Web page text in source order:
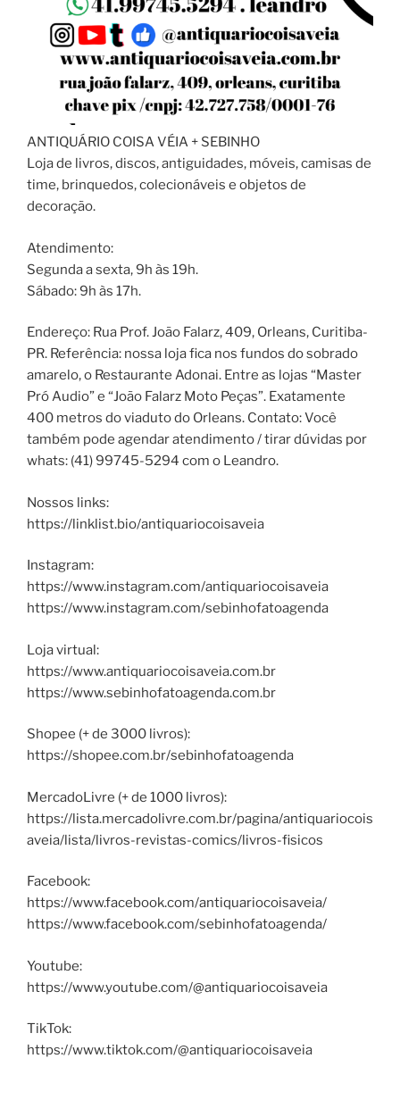
ANTIQUÁRIO COISA VÉIA + SEBINHO
Loja de livros, discos, antiguidades, móveis, camisas de
time, brinquedos, colecionáveis e objetos de
decoração.
Atendimento:
Segunda a sexta, 9h às 19h.
Sábado: 9h às 17h.
Endereço: Rua Prof. João Falarz, 409, Orleans, Curitiba-
PR. Referência: nossa loja fica nos fundos do sobrado
amarelo, o Restaurante Adonai. Entre as lojas “Master
Pró Audio” e “João Falarz Moto Peças”. Exatamente
400 metros do viaduto do Orleans. Contato: Você
também pode agendar atendimento / tirar dúvidas por
whats: (41) 99745-5294 com o Leandro.
Nossos links:
https://linklist.bio/antiquariocoisaveia
Instagram:
https://www.instagram.com/antiquariocoisaveia
https://www.instagram.com/sebinhofatoagenda
Loja virtual:
https://www.antiquariocoisaveia.com.br
https://www.sebinhofatoagenda.com.br
Shopee (+ de 3000 livros):
https://shopee.com.br/sebinhofatoagenda
MercadoLivre (+ de 1000 livros):
https://lista.mercadolivre.com.br/pagina/antiquariocois
aveia/lista/livros-revistas-comics/livros-fisicos
Facebook:
https://www.facebook.com/antiquariocoisaveia/
https://www.facebook.com/sebinhofatoagenda/
Youtube:
https://www.youtube.com/@antiquariocoisaveia
TikTok:
https://www.tiktok.com/@antiquariocoisaveia